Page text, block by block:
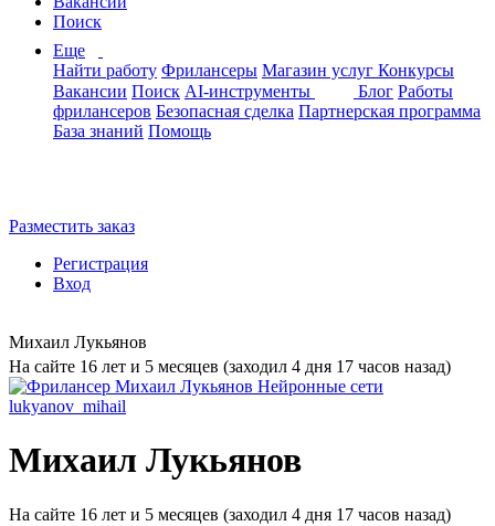
Поиск
Еще
Найти работу Фрилансеры Магазин услуг Конкурсы
Вакансии Поиск AI-инструменты Блог Работы
фрилансеров Безопасная сделка Партнерская программа
База знаний Помощь
Разместить заказ
Регистрация
Вход
Михаил Лукьянов
На сайте 16 лет и 5 месяцев (заходил 4 дня 17 часов назад)
Михаил Лукьянов
На сайте 16 лет и 5 месяцев (заходил 4 дня 17 часов назад)